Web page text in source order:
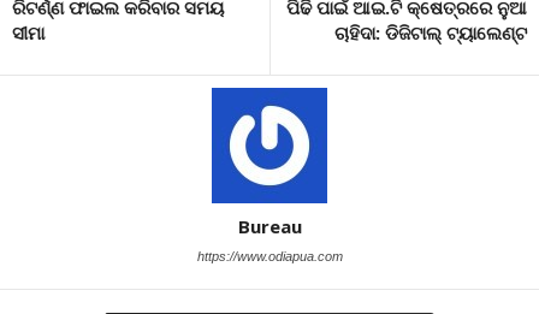
ରିଟର୍ଣ୍ଣ ଫାଇଲ କରିବାର ସମୟ
ସୀମା
ପିଢି ପାଇଁ ଆଇ.ଟି କ୍ଷେତ୍ରରେ ନୁଆ
ଚାହିଦା: ଡିଜିଟାଲ୍ ଟ୍ୟାଲେଣ୍ଟ
Bureau
https://www.odiapua.com